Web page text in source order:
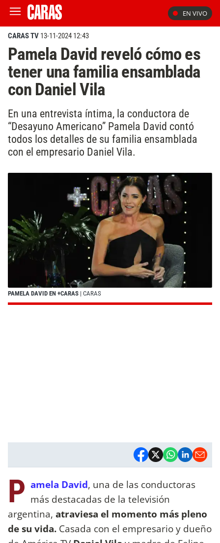
EN VIVO
CARAS TV 13-11-2024 12:43
Pamela David reveló cómo es
tener una familia ensamblada
con Daniel Vila
En una entrevista íntima, la conductora de
“Desayuno Americano” Pamela David contó
todos los detalles de su familia ensamblada
con el empresario Daniel Vila.
PAMELA DAVID EN +CARAS | CARAS
P amela David, una de las conductoras
más destacadas de la televisión
argentina, atraviesa el momento más pleno
de su vida. Casada con el empresario y dueño